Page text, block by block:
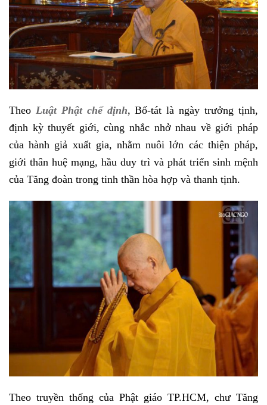
Theo Luật Phật chế định, Bố-tát là ngày trưởng tịnh,
định kỳ thuyết giới, cùng nhắc nhở nhau về giới pháp
của hành giả xuất gia, nhằm nuôi lớn các thiện pháp,
giới thân huệ mạng, hầu duy trì và phát triển sinh mệnh
của Tăng đoàn trong tinh thần hòa hợp và thanh tịnh.
Theo truyền thống của Phật giáo TP.HCM, chư Tăng